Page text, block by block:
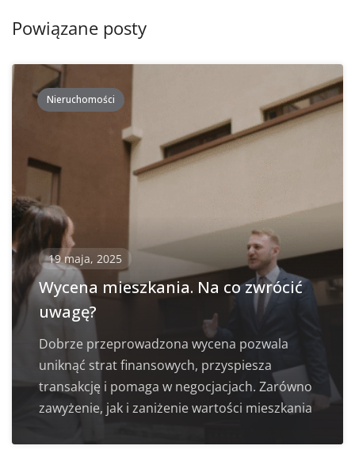
Powiązane posty
Nieruchomości
19 maja, 2025
Wycena mieszkania. Na co zwrócić
uwagę?
Dobrze przeprowadzona wycena pozwala
uniknąć strat finansowych, przyspiesza
transakcję i pomaga w negocjacjach. Zarówno
zawyżenie, jak i zaniżenie wartości mieszkania